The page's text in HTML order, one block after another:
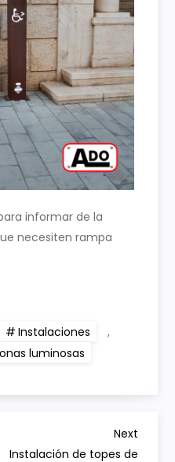
informar de la
necesiten rampa
Instalaciones
,
luminosas
Next
Post
Next
Instalación de topes de